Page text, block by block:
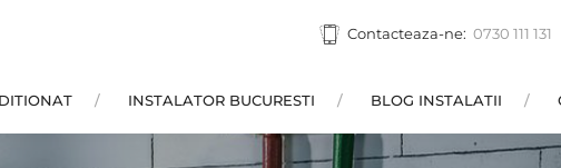
Contacteaza-ne: 0730 111 131
INSTALATOR BUCURESTI BLOG INSTALATII